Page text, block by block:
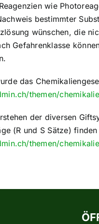
wie
bestimmter
wünschen, die
Gefahrenklasse
das
themen/
der diversen
(R und S Sätze)
themen/